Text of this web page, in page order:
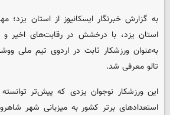
به گزارش خبرنگارایسکانیوز از استان یزد؛
استان یزد، با درخشش در رقابت‌های اخیر و
به‌عنوان ورزشکار ثابت در اردوی تیم ملی
تالو معرفی شد.
این ورزشکار نوجوان یزدی که پیش‌تر توانسته
استعدادهای برتر کشور به میزبانی شهر